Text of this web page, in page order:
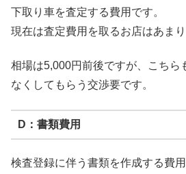
下取り車を査定する費用です。
現在は査定費用を取るお店はあまり
相場は5,000円前後ですが、こちら
なくしてもらう交渉要です。
D：書類費用
検査登録に伴う書類を作成する費